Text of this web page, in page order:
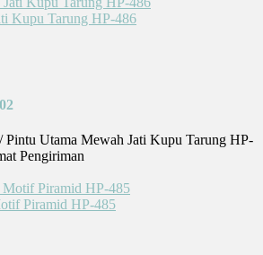
Kupu Tarung HP-486
Utama Mewah Jati Kupu Tarung HP-
Pengiriman
Piramid HP-485